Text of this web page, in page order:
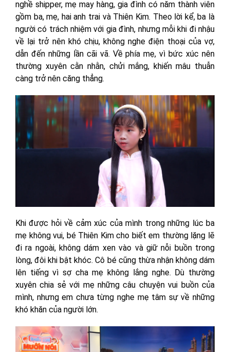
nghề shipper, mẹ may hàng, gia đình có năm thành viên
gồm ba, mẹ, hai anh trai và Thiên Kim. Theo lời kể, ba là
người có trách nhiệm với gia đình, nhưng mỗi khi đi nhậu
về lại trở nên khó chịu, không nghe điện thoại của vợ,
dẫn đến những lần cãi vã. Về phía mẹ, vì bức xúc nên
thường xuyên cằn nhằn, chửi mắng, khiến mâu thuẫn
càng trở nên căng thẳng.
Khi được hỏi về cảm xúc của mình trong những lúc ba
mẹ không vui, bé Thiên Kim cho biết em thường lặng lẽ
đi ra ngoài, không dám xen vào và giữ nỗi buồn trong
lòng, đôi khi bật khóc. Cô bé cũng thừa nhận không dám
lên tiếng vì sợ cha mẹ không lắng nghe. Dù thường
xuyên chia sẻ với mẹ những câu chuyện vui buồn của
mình, nhưng em chưa từng nghe mẹ tâm sự về những
khó khăn của người lớn.